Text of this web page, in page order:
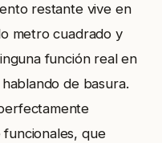
restante vive en
metro cuadrado y
función real en
de basura.
que